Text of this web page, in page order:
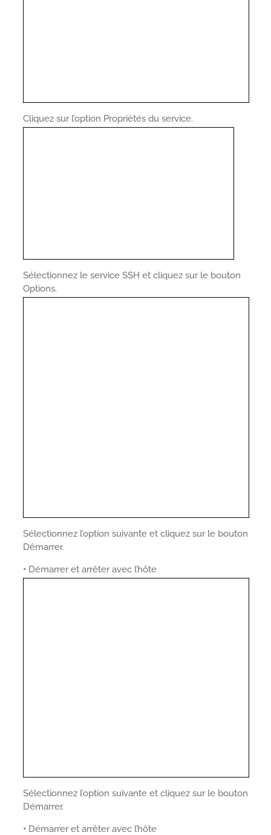
Cliquez sur l’option Propriétés du service.
Sélectionnez le service SSH et cliquez sur le bouton
Options.
Sélectionnez l’option suivante et cliquez sur le bouton
Démarrer.
• Démarrer et arrêter avec l’hôte
Sélectionnez l’option suivante et cliquez sur le bouton
Démarrer.
• Démarrer et arrêter avec l’hôte